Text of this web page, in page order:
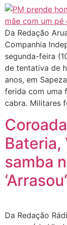
Da Redação
Companhia
segunda-feira
de tentativa de
anos, em
ferida com uma
cabra. Militares
Bateria,
samba
‘Arrasou’
Da Redação